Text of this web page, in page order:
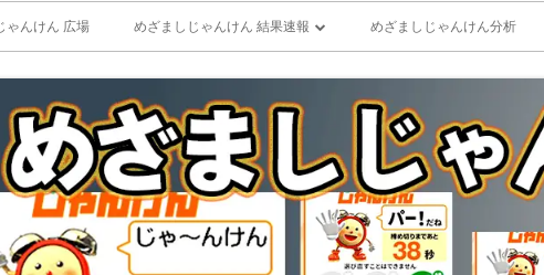
ゃんけん 広場 めざましじゃんけん 結果速報
じゃんけん ）
めざましじゃんけん分析